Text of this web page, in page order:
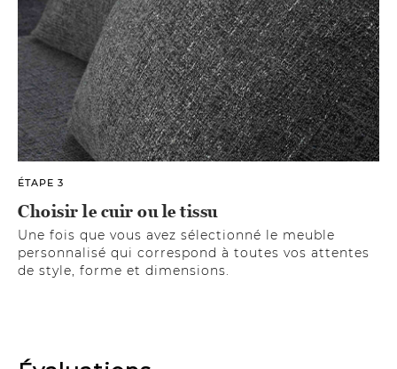
ÉTAPE 3
Choisir le cuir ou le tissu
Une fois que vous avez sélectionné le meuble
personnalisé qui correspond à toutes vos attentes
de style, forme et dimensions.